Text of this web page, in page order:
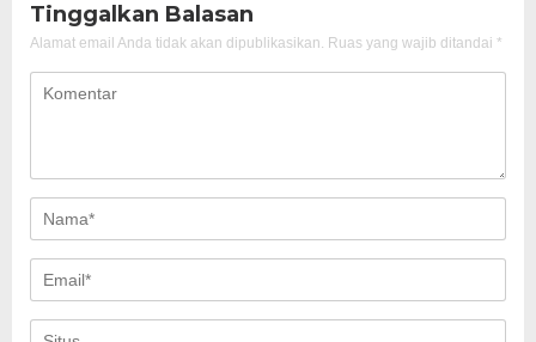
Tinggalkan Balasan
Alamat email Anda tidak akan dipublikasikan. Ruas yang wajib ditandai *